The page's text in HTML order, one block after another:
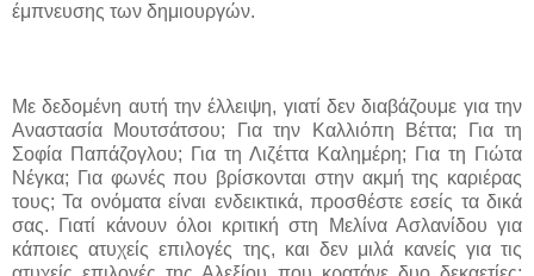
έμπνευσης των δημιουργών.
Με δεδομένη αυτή την έλλειψη, γιατί δεν διαβάζουμε για την
Αναστασία Μουτσάτσου; Για την Καλλιόπη Βέττα; Για τη
Σοφία Παπάζογλου; Για τη Λιζέττα Καλημέρη; Για τη Γιώτα
Νέγκα; Για φωνές που βρίσκονται στην ακμή της καριέρας
τους; Τα ονόματα είναι ενδεικτικά, προσθέστε εσείς τα δικά
σας. Γιατί κάνουν όλοι κριτική στη Μελίνα Ασλανίδου για
κάποιες ατυχείς επιλογές της, και δεν μιλά κανείς για τις